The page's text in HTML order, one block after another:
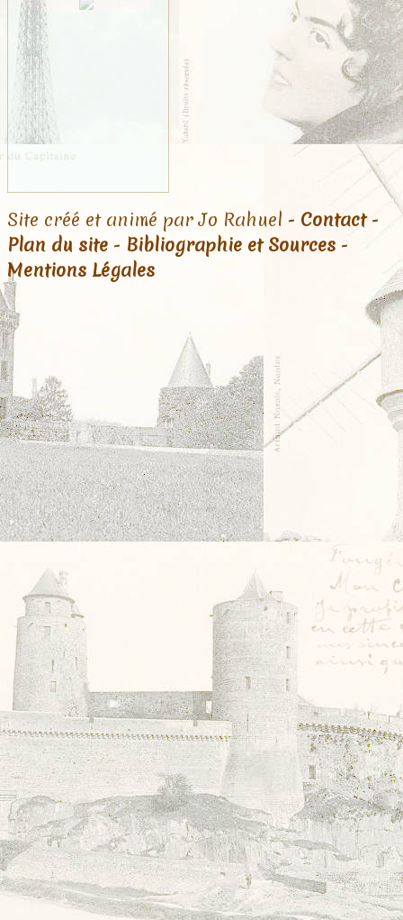
Site créé et animé par Jo Rahuel - Contact-
Plan du site - Bibliographie et Sources -
Mentions Légales